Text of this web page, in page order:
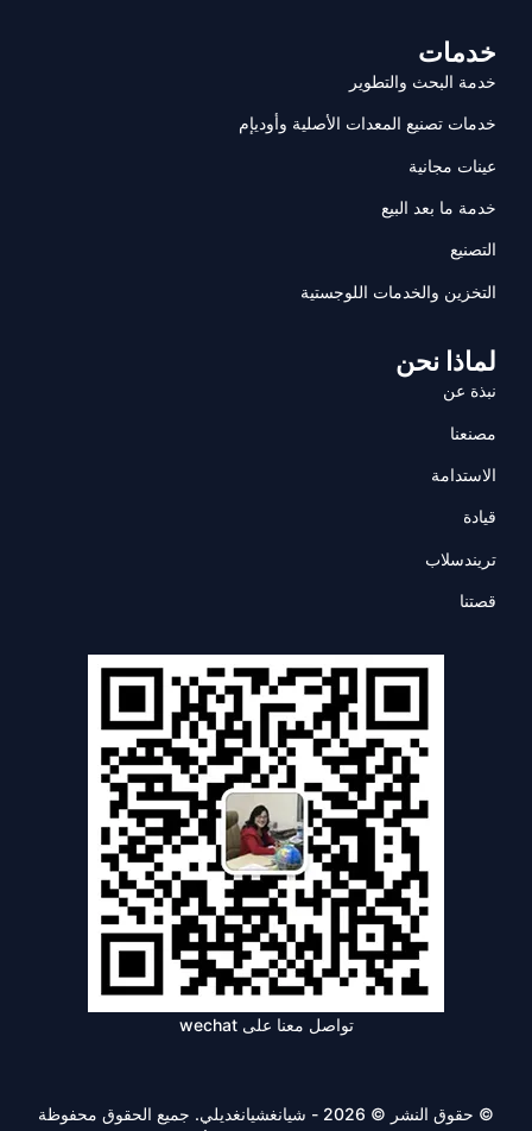
خدمات
خدمة البحث والتطوير
خدمات تصنيع المعدات الأصلية وأوديإم
عينات مجانية
خدمة ما بعد البيع
التصنيع
التخزين والخدمات اللوجستية
لماذا نحن
نبذة عن
مصنعنا
الاستدامة
قيادة
تريندسلاب
قصتنا
تواصل معنا على wechat
© حقوق النشر © 2026 - شيانغشيانغديلي. جميع الحقوق محفوظة